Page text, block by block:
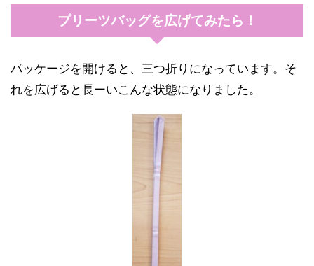
プリーツバッグを広げてみたら！
パッケージを開けると、三つ折りになっています。そ
れを広げると長ーいこんな状態になりました。